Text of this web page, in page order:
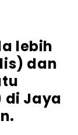
lebih
dan
Jaya